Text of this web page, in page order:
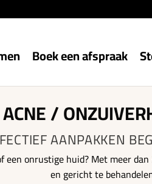
Boek een afspraak
ACNE /
AANPAKKEN
onrustige huid? Met meer
en gericht te